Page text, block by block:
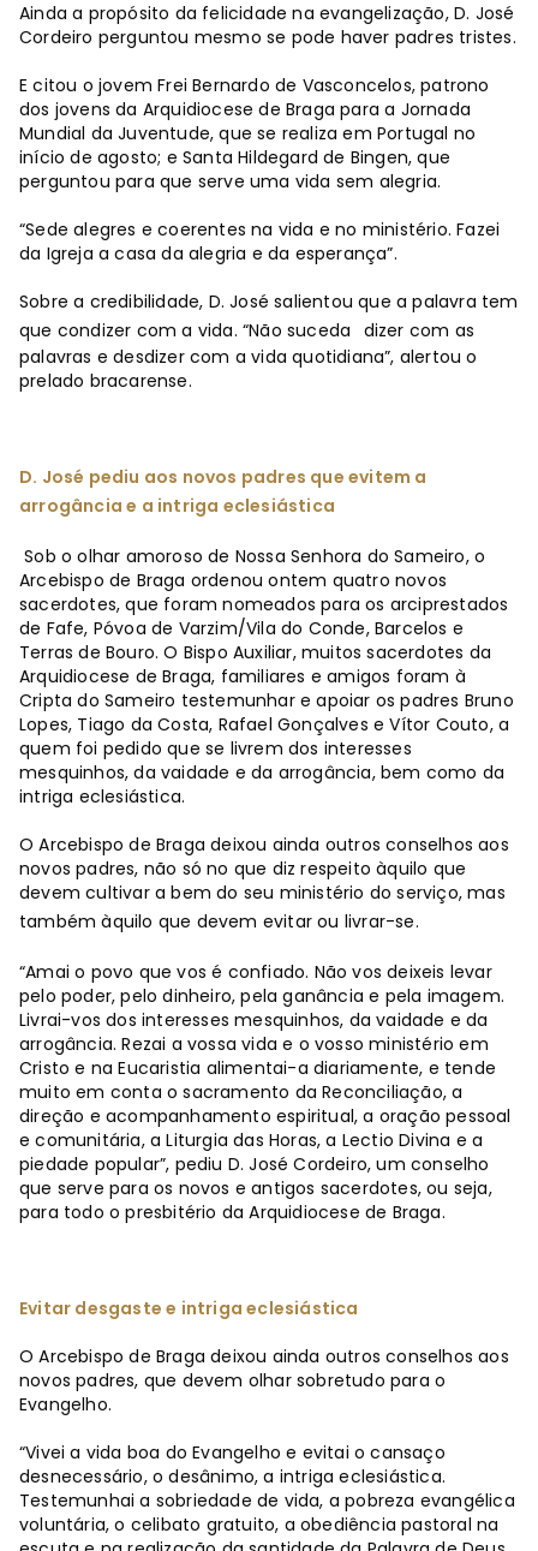
Ainda a propósito da felicidade na evangelização, D. José
Cordeiro perguntou mesmo se pode haver padres tristes.
E citou o jovem Frei Bernardo de Vasconcelos, patrono
dos jovens da Arquidiocese de Braga para a Jornada
Mundial da Juventude, que se realiza em Portugal no
início de agosto; e Santa Hildegard de Bingen, que
perguntou para que serve uma vida sem alegria.
“Sede alegres e coerentes na vida e no ministério. Fazei
da Igreja a casa da alegria e da esperança”.
Sobre a credibilidade, D. José salientou que a palavra tem
que condizer com a vida. “Não suceda dizer com as
palavras e desdizer com a vida quotidiana”, alertou o
prelado bracarense.
D. José pediu aos novos padres que evitem a
arrogância e a intriga eclesiástica
Sob o olhar amoroso de Nossa Senhora do Sameiro, o
Arcebispo de Braga ordenou ontem quatro novos
sacerdotes, que foram nomeados para os arciprestados
de Fafe, Póvoa de Varzim/Vila do Conde, Barcelos e
Terras de Bouro. O Bispo Auxiliar, muitos sacerdotes da
Arquidiocese de Braga, familiares e amigos foram à
Cripta do Sameiro testemunhar e apoiar os padres Bruno
Lopes, Tiago da Costa, Rafael Gonçalves e Vítor Couto, a
quem foi pedido que se livrem dos interesses
mesquinhos, da vaidade e da arrogância, bem como da
intriga eclesiástica.
O Arcebispo de Braga deixou ainda outros conselhos aos
novos padres, não só no que diz respeito àquilo que
devem cultivar a bem do seu ministério do serviço, mas
também àquilo que devem evitar ou livrar-se.
“Amai o povo que vos é confiado. Não vos deixeis levar
pelo poder, pelo dinheiro, pela ganância e pela imagem.
Livrai-vos dos interesses mesquinhos, da vaidade e da
arrogância. Rezai a vossa vida e o vosso ministério em
Cristo e na Eucaristia alimentai-a diariamente, e tende
muito em conta o sacramento da Reconciliação, a
direção e acompanhamento espiritual, a oração pessoal
e comunitária, a Liturgia das Horas, a Lectio Divina e a
piedade popular”, pediu D. José Cordeiro, um conselho
que serve para os novos e antigos sacerdotes, ou seja,
para todo o presbitério da Arquidiocese de Braga.
Evitar desgaste e intriga eclesiástica
O Arcebispo de Braga deixou ainda outros conselhos aos
novos padres, que devem olhar sobretudo para o
Evangelho.
“Vivei a vida boa do Evangelho e evitai o cansaço
desnecessário, o desânimo, a intriga eclesiástica.
Testemunhai a sobriedade de vida, a pobreza evangélica
voluntária, o celibato gratuito, a obediência pastoral na